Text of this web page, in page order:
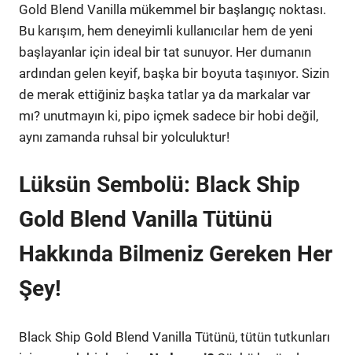
Gold Blend Vanilla mükemmel bir başlangıç noktası.
Bu karışım, hem deneyimli kullanıcılar hem de yeni
başlayanlar için ideal bir tat sunuyor. Her dumanın
ardından gelen keyif, başka bir boyuta taşınıyor. Sizin
de merak ettiğiniz başka tatlar ya da markalar var
mı? unutmayın ki, pipo içmek sadece bir hobi değil,
aynı zamanda ruhsal bir yolculuktur!
Lüksün Sembolü: Black Ship
Gold Blend Vanilla Tütünü
Hakkında Bilmeniz Gereken Her
Şey!
Black Ship Gold Blend Vanilla Tütünü, tütün tutkunları